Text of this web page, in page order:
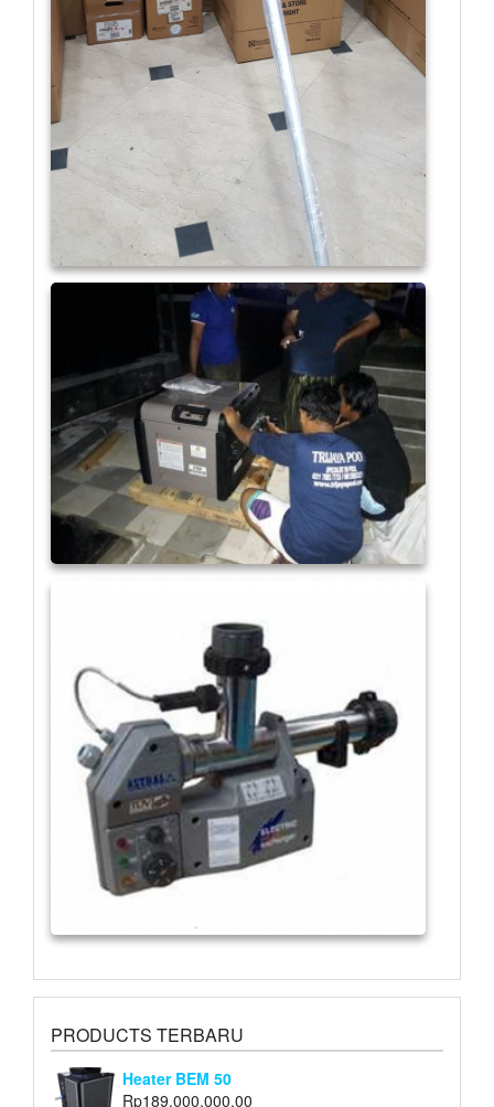
PRODUCTS TERBARU
Heater BEM 50
Rp189,000,000.00